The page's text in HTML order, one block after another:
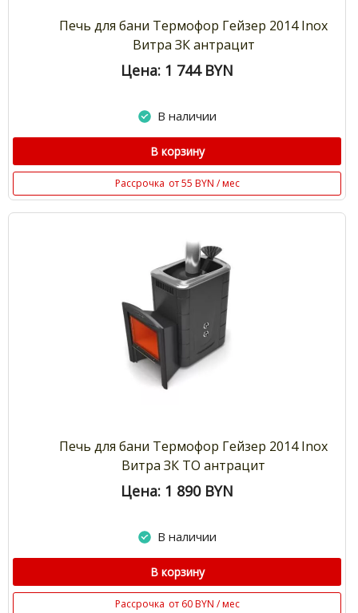
Печь для бани Термофор Гейзер 2014 Inox
Витра ЗК антрацит
Цена: 1 744 BYN
В наличии
В корзину
Рассрочка от 55 BYN / мес
Печь для бани Термофор Гейзер 2014 Inox
Витра ЗК ТО антрацит
Цена: 1 890 BYN
В наличии
В корзину
Рассрочка от 60 BYN / мес